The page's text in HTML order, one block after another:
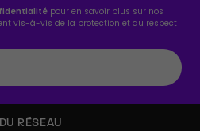
pour en savoir plus sur nos
vis-à-vis de la protection et du respect
RÉSEAU